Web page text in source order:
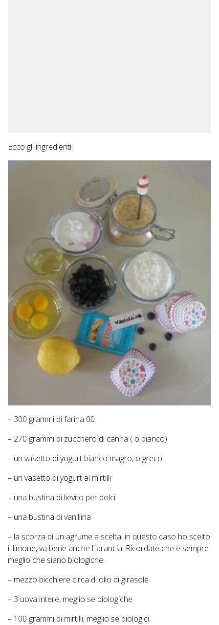
Ecco gli ingredienti:
– 300 grammi di farina 00
– 270 grammi di zucchero di canna ( o bianco)
– un vasetto di yogurt bianco magro, o greco
– un vasetto di yogurt ai mirtilli
– una bustina di lievito per dolci
– una bustina di vanillina
– la scorza di un agrume a scelta, in questo caso ho scelto
il limone, va bene anche l’ arancia. Ricordate che è sempre
meglio che siano biologiche.
– mezzo bicchiere circa di olio di girasole
– 3 uova intere, meglio se biologiche
– 100 grammi di mirtilli, meglio se biologici.